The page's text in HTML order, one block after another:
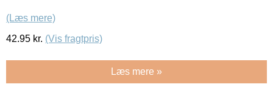
(Læs mere)
42.95 kr. (Vis fragtpris)
Læs mere »